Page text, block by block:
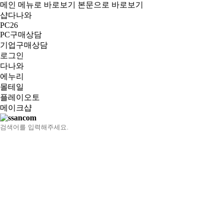
메인 메뉴로 바로보기
본문으로 바로보기
싼
컴
홈
샵다나와
PC26
PC구매상담
기업구매상담
로그인
다나와
에누리
몰테일
플레이오토
메이크샵
통